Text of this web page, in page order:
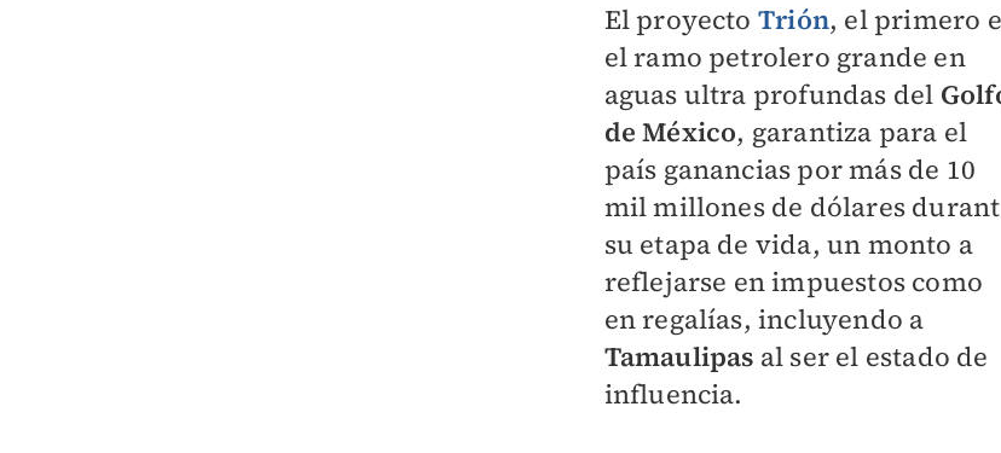
El proyecto Trión, el primero
el ramo petrolero grande en
aguas ultra profundas del
de México, garantiza para el
país ganancias por más de 10
mil millones de dólares
su etapa de vida, un monto a
reflejarse en impuestos como
en regalías, incluyendo a
Tamaulipas al ser el estado de
influencia.